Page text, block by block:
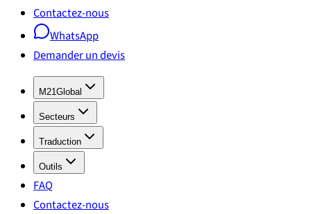
Contactez-nous
WhatsApp
Demander un devis
M21Global
Secteurs
Traduction
Outils
FAQ
Contactez-nous